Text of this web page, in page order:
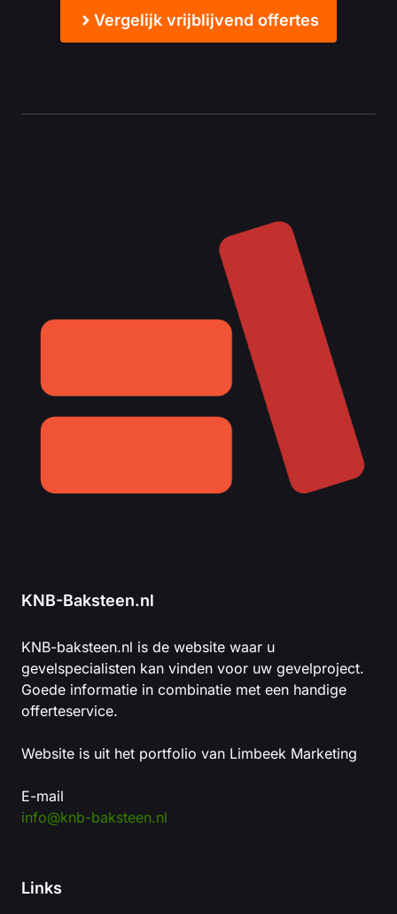
Vergelijk vrijblijvend offertes
KNB-Baksteen.nl
KNB-baksteen.nl is de website waar u
gevelspecialisten kan vinden voor uw gevelproject.
Goede informatie in combinatie met een handige
offerteservice.
Website is uit het portfolio van Limbeek Marketing
E-mail
info@knb-baksteen.nl
Links